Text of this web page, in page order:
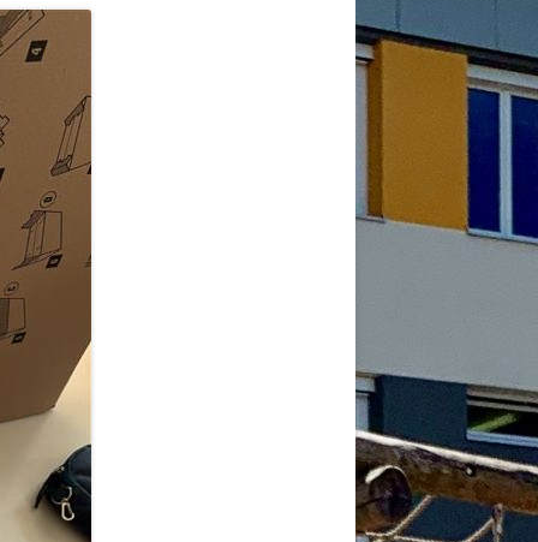
2025